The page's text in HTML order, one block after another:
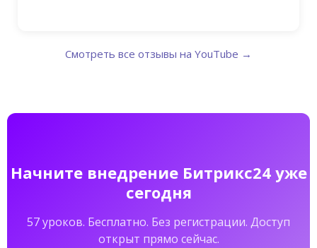
Смотреть все отзывы на YouTube →
Начните внедрение Битрикс24 уже
сегодня
57 уроков. Бесплатно. Без регистрации. Доступ
открыт прямо сейчас.